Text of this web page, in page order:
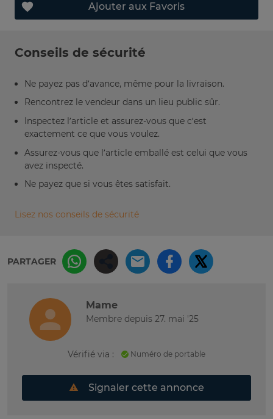
Ajouter aux Favoris
Conseils de sécurité
Ne payez pas d’avance, même pour la livraison.
Rencontrez le vendeur dans un lieu public sûr.
Inspectez l’article et assurez-vous que c’est
exactement ce que vous voulez.
Assurez-vous que l’article emballé est celui que vous
avez inspecté.
Ne payez que si vous êtes satisfait.
Lisez nos conseils de sécurité
PARTAGER
Mame
Membre depuis 27. mai '25
Vérifié via : Numéro de portable
Signaler cette annonce